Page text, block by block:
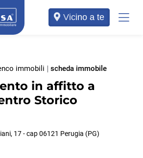
Vicino a te
immobili scheda immobile
in affitto a
Storico
17 - cap 06121 Perugia (PG)